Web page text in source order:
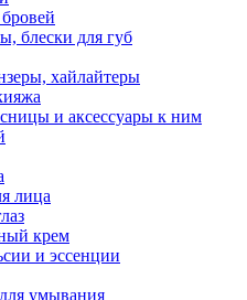
блески для губ
хайлайтеры
и аксессуары к ним
лица
крем
и эссенции
умывания